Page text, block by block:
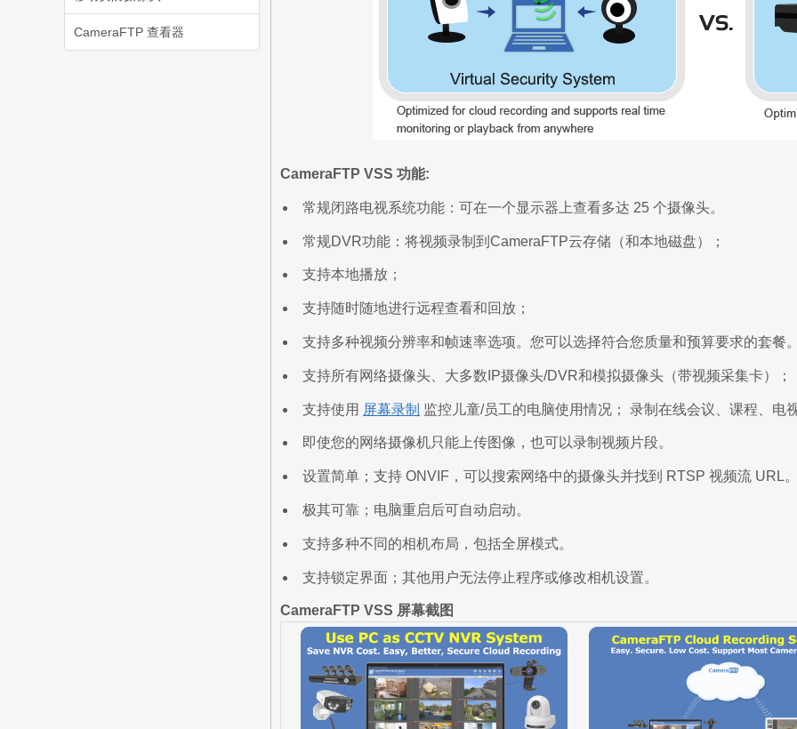
CameraFTP 查看器
CameraFTP VSS 功能:
常规闭路电视系统功能：可在一个显示器上查看多达 25 个摄像头。
常规DVR功能：将视频录制到CameraFTP云存储（和本地磁盘）；
支持本地播放；
支持随时随地进行远程查看和回放；
支持多种视频分辨率和帧速率选项。您可以选择符合您质量和预算要求的套餐
支持所有网络摄像头、大多数IP摄像头/DVR和模拟摄像头（带视频采集卡）；
支持使用 屏幕录制 监控儿童/员工的电脑使用情况； 录制在线会议、课程、电
即使您的网络摄像机只能上传图像，也可以录制视频片段。
设置简单；支持 ONVIF，可以搜索网络中的摄像头并找到 RTSP 视频流 URL
极其可靠；电脑重启后可自动启动。
支持多种不同的相机布局，包括全屏模式。
支持锁定界面；其他用户无法停止程序或修改相机设置。
CameraFTP VSS 屏幕截图